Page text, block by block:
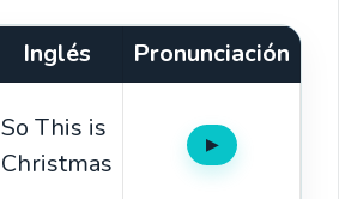
Inglés
Pronunciación
So This is
Christmas
▶Oír